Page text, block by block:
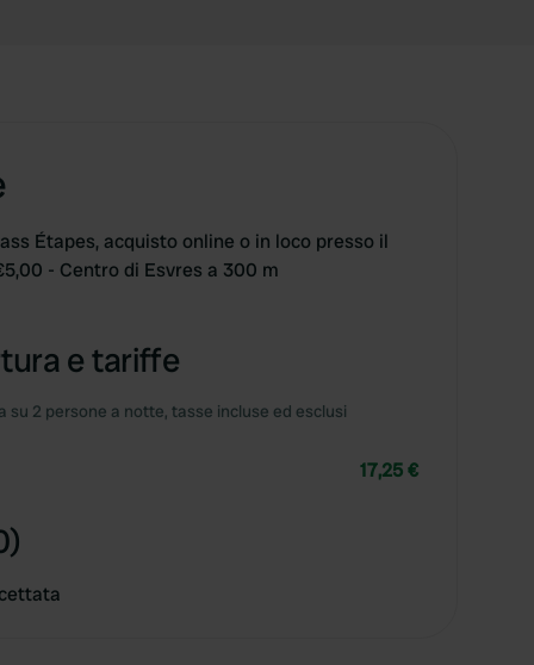
Étapes, acquisto online o in loco presso il
- Centro di Esvres a 300 m
e tariffe
su 2 persone a notte, tasse incluse ed esclusi
17,25 €